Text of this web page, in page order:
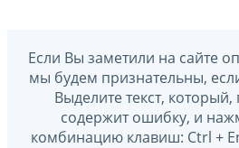
Если Вы заметили на сайте
мы будем признательны,
Выделите текст,
содержит ошибку, и
комбинацию клавиш: Ctrl +